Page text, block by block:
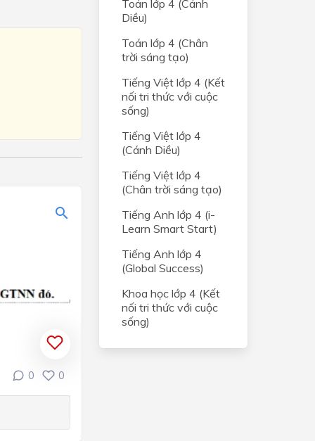
0 0
Toán lớp 4 (Cánh
Diều)
Toán lớp 4 (Chân
trời sáng tạo)
Tiếng Việt lớp 4 (Kết
nối tri thức với cuộc
sống)
Tiếng Việt lớp 4
(Cánh Diều)
Tiếng Việt lớp 4
(Chân trời sáng tạo)
Tiếng Anh lớp 4 (i-
Learn Smart Start)
Tiếng Anh lớp 4
(Global Success)
Khoa học lớp 4 (Kết
nối tri thức với cuộc
sống)